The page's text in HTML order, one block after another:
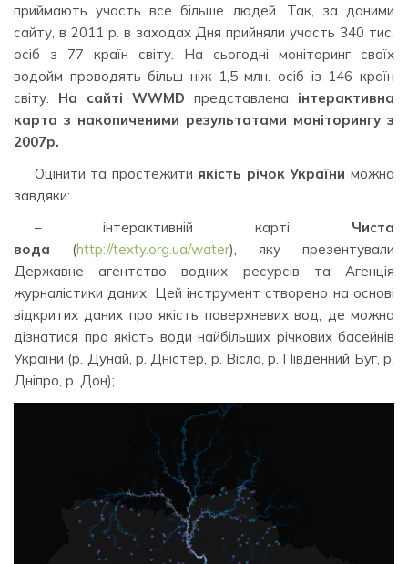
приймають участь все більше людей. Так, за даними
сайту, в 2011 р. в заходах Дня прийняли участь 340 тис.
осіб з 77 країн світу. На сьогодні моніторинг своїх
водойм проводять більш ніж 1,5 млн. осіб із 146 країн
світу.
На сайті WWMD представлена інтерактивна
карта з накопиченими результатами моніторингу з
2007р.
Оцінити та простежитиякість річок України можна
завдяки:
– інтерактивній карті Чиста
вода (http://texty.org.ua/water), яку презентували
Державне агентство водних ресурсів та Агенція
журналістики даних. Цей інструмент створено на основі
відкритих даних про якість поверхневих вод, де можна
дізнатися про якість води найбільших річкових басейнів
України (р. Дунай, р. Дністер, р. Вісла, р. Південний Буг, р.
Дніпро, р. Дон);